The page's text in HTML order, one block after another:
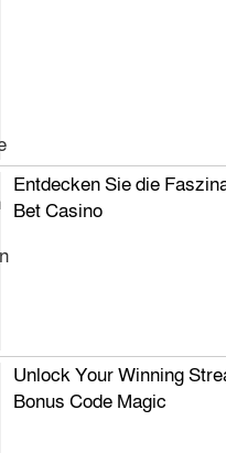
Entdecken Sie die
Bet Casino
Unlock Your Winning
Bonus Code Magic